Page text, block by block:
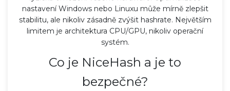
nastavení Windows nebo Linuxu může mírně zlepšit
stabilitu, ale nikoliv zásadně zvýšit hashrate. Největším
limitem je architektura CPU/GPU, nikoliv operační
systém.
Co je NiceHash a je to
bezpečné?